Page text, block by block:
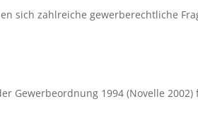
sich zahlreiche gewerberechtliche
Gewerbeordnung 1994 (Novelle